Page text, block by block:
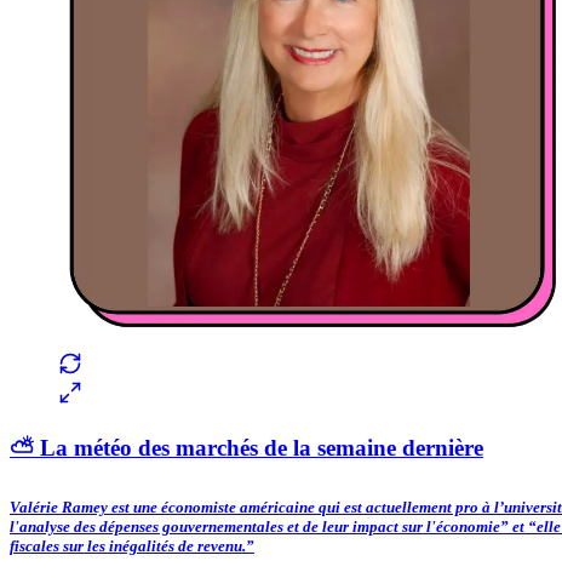
⛅️ La météo des marchés de la semaine dernière
Valérie Ramey est une économiste américaine qui est actuellement pro à
l'analyse des dépenses gouvernementales et de leur impact sur l'économie” et
fiscales sur les inégalités de revenu.”